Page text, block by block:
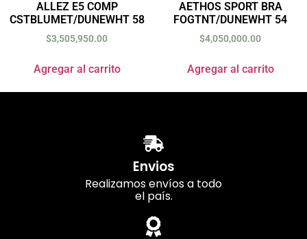
ALLEZ E5 COMP
CSTBLUMET/DUNEWHT 58
$3,505,950.00
Agregar al carrito
AETHOS SPORT BRA
FOGTNT/DUNEWHT 54
$4,050,000.00
Agregar al carrito
Envios
Realizamos envíos a todo
el país.